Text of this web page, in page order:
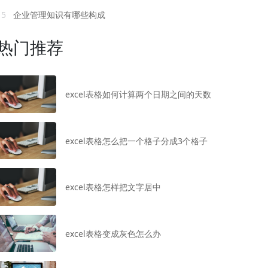
企业管理知识有哪些构成
门推荐
excel表格如何计算两个日期之间的天数
excel表格怎么把一个格子分成3个格子
excel表格怎样把文字居中
excel表格变成灰色怎么办